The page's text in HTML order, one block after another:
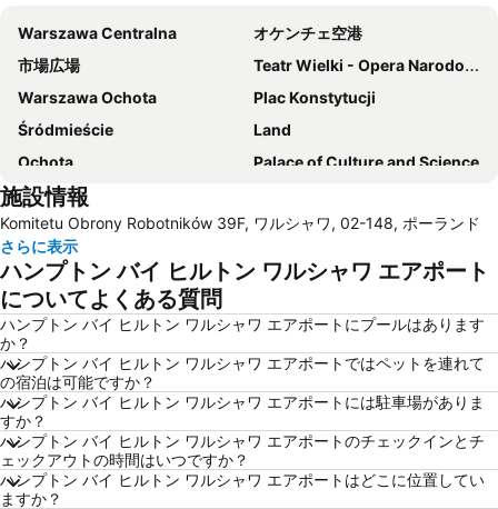
Warszawa Centralna
オケンチェ空港
市場広場
Teatr Wielki - Opera Narodowa
Warszawa Ochota
Plac Konstytucji
Śródmieście
Land
Ochota
Palace of Culture and Science
王の居城
Włochy
Stacja metra Ratusz
Muzeum Historii Żydów Polskich
Theatre Square
Bemowo
Centrum Konferencyjno - Szkoleniowe
Kąpielisko nad Zalewem Zegrzyńskim
Stacja metra Racławicka
Centralny Ośrodek Sportu Torwar
Zielna CB
KIG
Praga Północ
施設情報
Komitetu Obrony Robotników 39F, ワルシャワ, 02-148, ポーランド
さらに表示
ハンプトン バイ ヒルトン ワルシャワ エアポート
についてよくある質問
ハンプトン バイ ヒルトン ワルシャワ エアポートにプールはあります
か？
ハンプトン バイ ヒルトン ワルシャワ エアポートではペットを連れて
の宿泊は可能ですか？
ハンプトン バイ ヒルトン ワルシャワ エアポートには駐車場がありま
すか？
ハンプトン バイ ヒルトン ワルシャワ エアポートのチェックインとチ
ェックアウトの時間はいつですか？
ハンプトン バイ ヒルトン ワルシャワ エアポートはどこに位置してい
ますか？